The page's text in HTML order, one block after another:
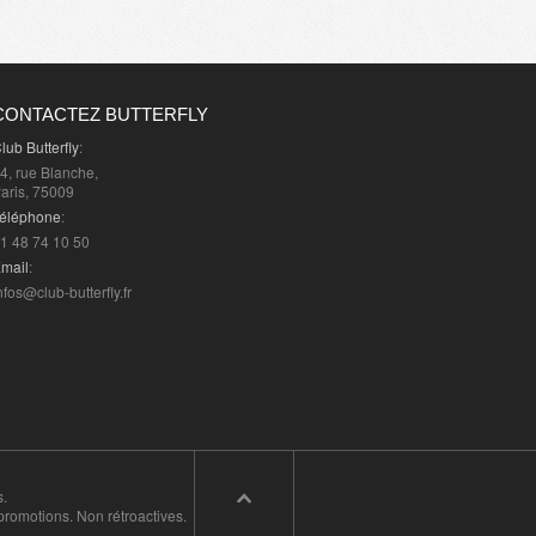
BUTTERFLY
Butterfly:
rue Blanche,
75009
:
48 74 10 50
:
butterfly.fr
Non rétroactives.